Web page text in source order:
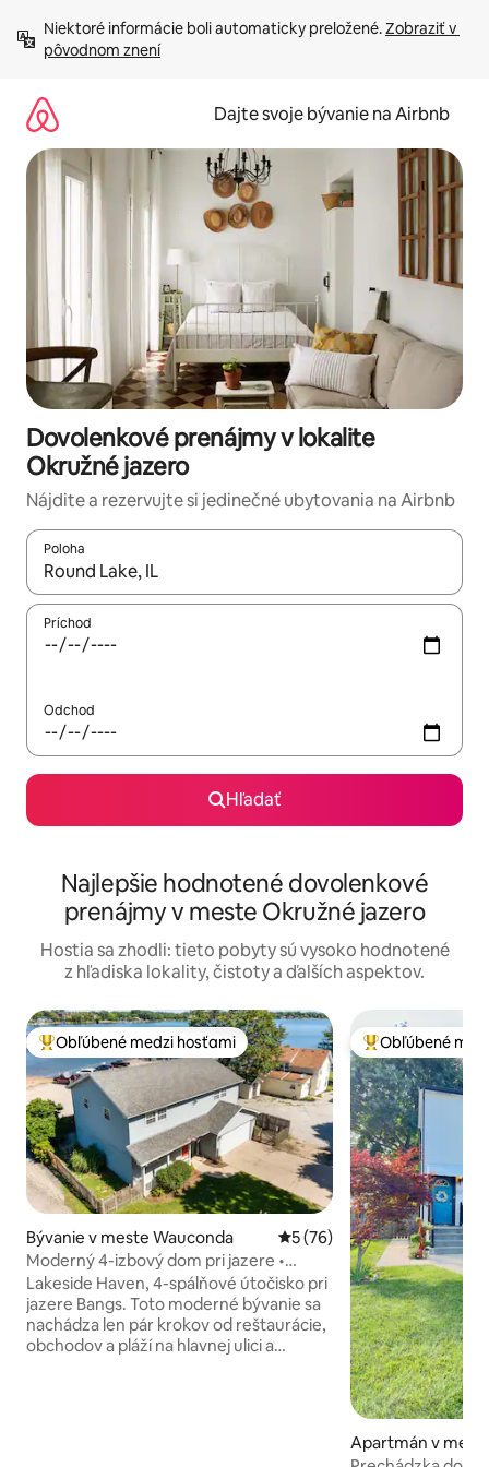
obsah.
Niektoré informácie boli automaticky preložené. Zobraziť v
pôvodnom znení
Dajte svoje bývanie na Airbnb
Dovolenkové prenájmy v lokalite
Okružné jazero
Nájdite a rezervujte si jedinečné ubytovania na Airbnb
Poloha
Keď budú výsledky k dispozícii, môžete si ich prechádzať
Príchod
Odchod
Hľadať
Najlepšie hodnotené dovolenkové
prenájmy v meste Okružné jazero
Hostia sa zhodli: tieto pobyty sú vysoko hodnotené
z hľadiska lokality, čistoty a ďalších aspektov.
Najobľúbenejšie medzi hosťami
Obľúbené medzi hosťami
Bývanie v meste Wauconda Priemerné ohodnotenie 5
5 (76)
Moderný 4-izbový dom pri jazere •
Chôdza na pláž a na hlavnú ulicu
Lakeside Haven, 4-spálňové útočisko pri
jazere Bangs. Toto moderné bývanie sa
nachádza len pár krokov od reštaurácie,
obchodov a pláží na hlavnej ulici a
Najobľúbenejšie
Obľúbené
Apartmán v